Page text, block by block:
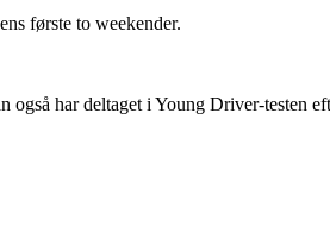
første to weekender.
har deltaget i Young Driver-testen